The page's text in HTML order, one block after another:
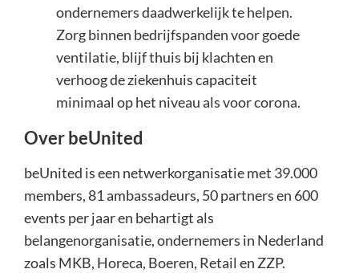
ondernemers daadwerkelijk te helpen.
Zorg binnen bedrijfspanden voor goede
ventilatie, blijf thuis bij klachten en
verhoog de ziekenhuis capaciteit
minimaal op het niveau als voor corona.
Over beUnited
beUnited is een netwerkorganisatie met 39.000
members, 81 ambassadeurs, 50 partners en 600
events per jaar en behartigt als
belangenorganisatie, ondernemers in Nederland
zoals MKB, Horeca, Boeren, Retail en ZZP.